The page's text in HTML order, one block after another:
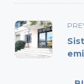
<span
class="nav-
subtitle